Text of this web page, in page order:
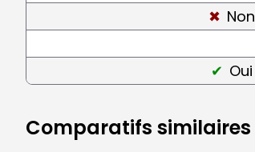
Non
Oui
Comparatifs similaires